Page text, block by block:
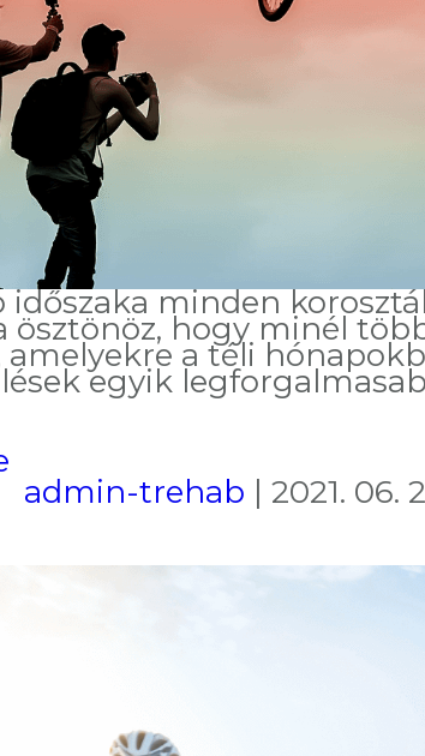
minden
hogy minél
a téli
egyik
admin-trehab | 2021. 06.